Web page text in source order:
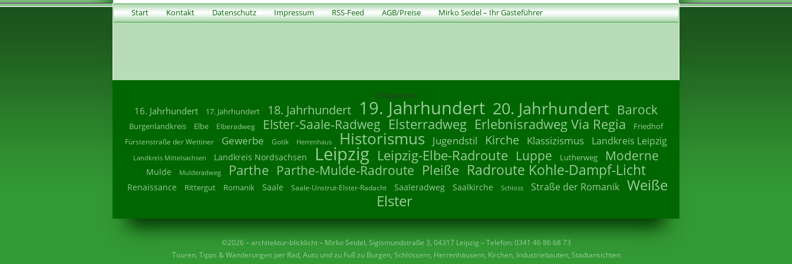
Start Kontakt Datenschutz Impressum RSS-Feed AGB/Preise Mirko Seidel – Ihr Gästeführer
Schlagwörter
16. Jahrhundert 17. Jahrhundert 18. Jahrhundert 19. Jahrhundert 20. Jahrhundert Barock
Burgenlandkreis Elbe Elberadweg Elster-Saale-Radweg Elsterradweg Erlebnisradweg Via Regia Friedhof
Fürstenstraße der Wettiner Gewerbe Gotik Herrenhaus Historismus Jugendstil Kirche Klassizismus Landkreis Leipzig
Landkreis Mittelsachsen Landkreis Nordsachsen Leipzig Leipzig-Elbe-Radroute Luppe Lutherweg Moderne
Mulde Mulderadweg Parthe Parthe-Mulde-Radroute Pleiße Radroute Kohle-Dampf-Licht
Renaissance Rittergut Romanik Saale Saale-Unstrut-Elster-Radacht Saaleradweg Saalkirche Schloss Straße der Romanik Weiße
Elster
©2026 – architektur-blicklicht – Mirko Seidel, Sigismundstraße 3, 04317 Leipzig – Telefon: 0341 46 86 68 73
Touren, Tipps & Wanderungen per Rad, Auto und zu Fuß zu Burgen, Schlössern, Herrenhäusern, Kirchen, Industriebauten, Stadtansichten